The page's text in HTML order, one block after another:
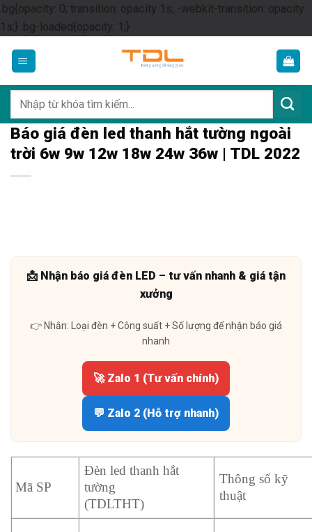
.bg{opacity: 0; transition: opacity 1s; -webkit-transition: opacity
1s;} .bg-loaded{opacity: 1;}Skip
content
kiếm:
Báo giá đèn led thanh hắt tường ngoài
trời 6w 9w 12w 18w 24w 36w | TDL 2022
📩 Nhận báo giá đèn LED – tư vấn nhanh & giá tận
xưởng
👉 Nhắn: Loại đèn + Công suất + Số lượng để nhận báo giá
nhanh
🚀 Zalo 1 (Tư vấn chính)
💬 Zalo 2 (Hỗ trợ nhanh)
Mã SP
Đèn led thanh hắt
tường
(TDLTHT)
Thông số kỹ
thuật